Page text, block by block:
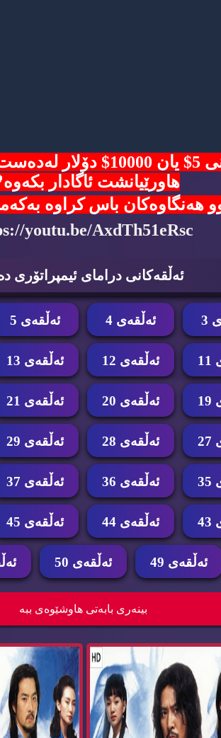
ئۆفەرێکی زێرین🙈هەلی
هاورێیانشت ئاگادار
کراوە بەکەمتر لە 4 خولەک شانسی خۆت تاقی
youtu.be/AxdTh51eRsc
ئه‌ڵقه‌كانی درامای ئیمپراتۆری
3 ئه‌ڵقه‌ی 4 ئه‌ڵقه‌ی 5
ئه‌ڵقه‌ی 12 ئه‌ڵقه‌ی 13
ئه‌ڵقه‌ی 20 ئه‌ڵقه‌ی 21
ئه‌ڵقه‌ی 28 ئه‌ڵقه‌ی 29
ئه‌ڵقه‌ی 36 ئه‌ڵقه‌ی 37
ئه‌ڵقه‌ی 44 ئه‌ڵقه‌ی 45
ئه‌ڵقه‌ی 49 ئه‌ڵقه‌ی 50
بینه‌ری بابه‌تی هاوشێوه‌ی ببه‌
درامای ئیمپراتۆری ده‌ریا ئه‌ڵقه‌ی 46